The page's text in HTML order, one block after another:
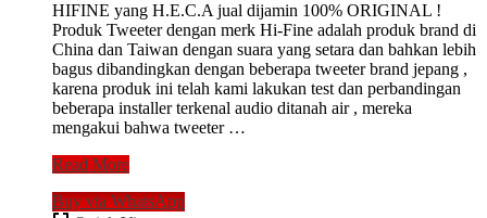
was:
Rp264,000.
is:
Rp242,000.
HIFINE yang H.E.C.A jual dijamin 100% ORIGINAL !
Produk Tweeter dengan merk Hi-Fine adalah produk brand di
China dan Taiwan dengan suara yang setara dan bahkan lebih
bagus dibandingkan dengan beberapa tweeter brand jepang ,
karena produk ini telah kami lakukan test dan perbandingan
beberapa installer terkenal audio ditanah air , mereka
mengakui bahwa tweeter …
Tweeter
HI-
Read More
Buy via WhatsApp